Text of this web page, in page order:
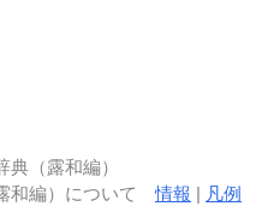
（露和編）
和編）について情報 | 凡例